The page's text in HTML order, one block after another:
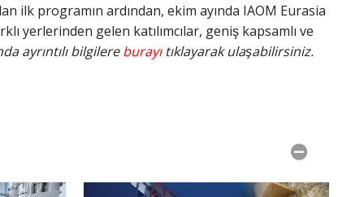
ilk programın ardından, ekim ayında IAOM Eurasia
yerlerinden gelen katılımcılar, geniş kapsamlı ve
ayrıntılı bilgilereburayıtıklayarak ulaşabilirsiniz.